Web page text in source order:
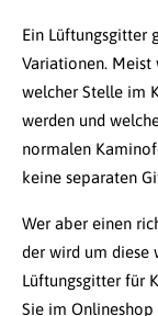
Ein Lüftungsgitter
Variationen. Meist
welcher Stelle im
werden und
normalen
keine separaten
Wer aber einen
der wird um diese
Lüftungsgitter für
Sie im Onlineshop